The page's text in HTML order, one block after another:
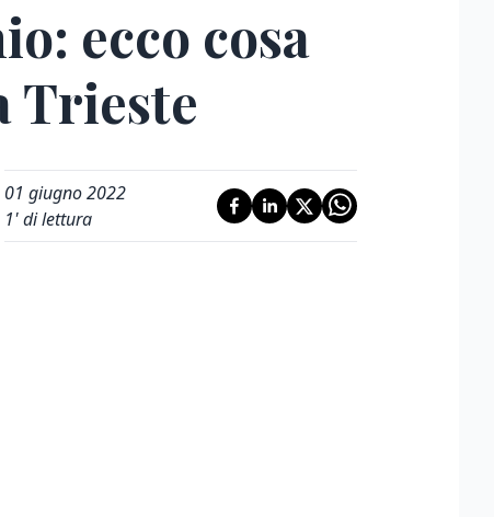
ecco cosa
Trieste
01 giugno 2022
1' di lettura